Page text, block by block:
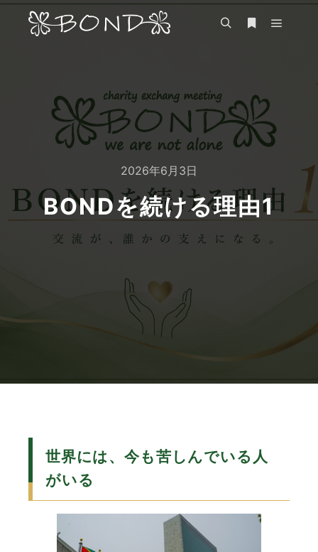
2026年6月3日
BONDを続ける理由1
世界には、今も苦しんでいる人
がいる